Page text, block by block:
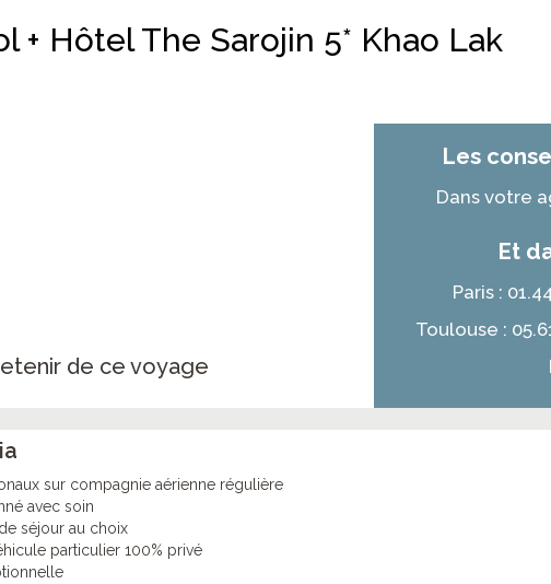
+ Hôtel The Sarojin 5* Khao Lak
de ce voyage
Les
Dans votre
Et
Paris :
Toulouse :
sur compagnie aérienne régulière
avec soin
séjour au choix
particulier 100% privé